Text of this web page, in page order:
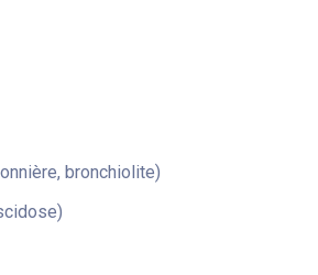
bronchiolite)